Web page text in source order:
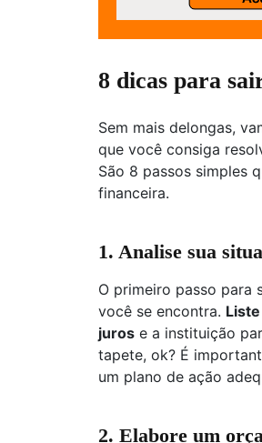
8 dicas para
Sem mais delongas,
que você consiga
São 8 passos simples
financeira.
1. Analise sua
O primeiro passo para
você se encontra.
juros e a instituição
tapete, ok? É
um plano de ação
2. Elabore um